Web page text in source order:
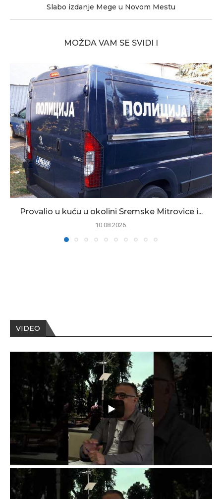
Slabo izdanje Mege u Novom Mestu
MOŽDA VAM SE SVIDI I
Provalio u kuću u okolini Sremske Mitrovice i...
10.08.2026.
VIDEO